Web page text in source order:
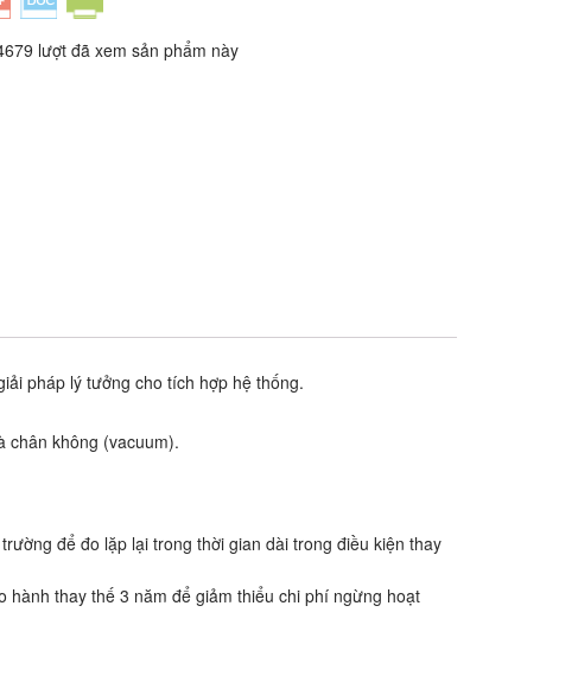
lượt đã xem sản phẩm này
pháp lý tưởng cho tích hợp hệ thống.
chân không (vacuum).
để đo lặp lại trong thời gian dài trong điều kiện thay
thay thế 3 năm để giảm thiểu chi phí ngừng hoạt